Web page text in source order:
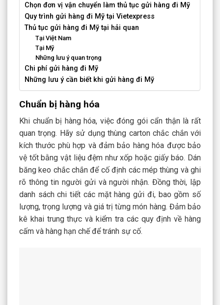
Chọn đơn vị vận chuyển làm thủ tục gửi hàng đi Mỹ
Quy trình gửi hàng đi Mỹ tại Vietexpress
Thủ tục gửi hàng đi Mỹ tại hải quan
Tại Việt Nam
Tại Mỹ
Những lưu ý quan trọng
Chi phí gửi hàng đi Mỹ
Những lưu ý cần biết khi gửi hàng đi Mỹ
Chuẩn bị hàng hóa
Khi chuẩn bị hàng hóa, việc đóng gói cẩn thận là rất
quan trọng. Hãy sử dụng thùng carton chắc chắn với
kích thước phù hợp và đảm bảo hàng hóa được bảo
vệ tốt bằng vật liệu đệm như xốp hoặc giấy báo. Dán
băng keo chắc chắn để cố định các mép thùng và ghi
rõ thông tin người gửi và người nhận. Đồng thời, lập
danh sách chi tiết các mặt hàng gửi đi, bao gồm số
lượng, trọng lượng và giá trị từng món hàng. Đảm bảo
kê khai trung thực và kiểm tra các quy định về hàng
cấm và hàng hạn chế để tránh sự cố.